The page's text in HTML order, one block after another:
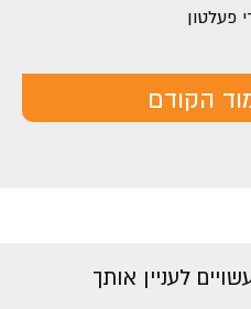
פעלטון
הקודם
לעניין אותך